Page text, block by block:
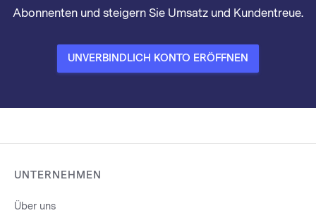
Abonnenten und steigern Sie Umsatz und Kundentreue.
UNVERBINDLICH KONTO ERÖFFNEN
UNTERNEHMEN
Über uns